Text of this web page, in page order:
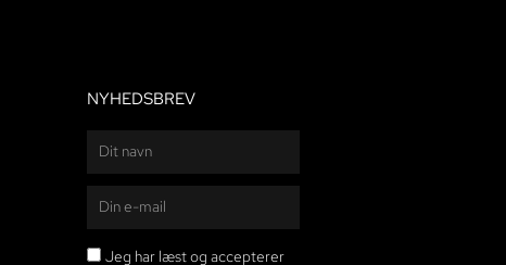
NYHEDSBREV
Navn
persondatapolitikken
Jeg har læst og accepterer